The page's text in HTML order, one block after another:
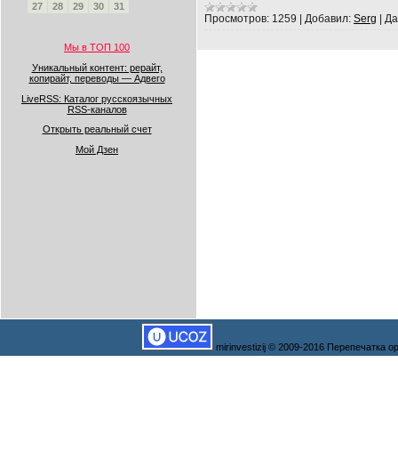
27
28 29 30 31
Мы в ТОП 100
Уникальный контент: рерайт,
копирайт, переводы — Адвего
LiveRSS: Каталог русскоязычных
RSS-каналов
Открыть реальный счет
Мой Дзен
Просмотров: 1259 | Добавил: Serg |
mirinvestizij © 2009-2016 Перепечатка